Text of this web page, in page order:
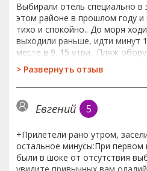
Выбирали отель специально в
этом районе в прошлом году
тихо и спокойно.. До моря
выходили раньше, идти минут
месте в 9. 15 утра.. Пляж
зонтиками (все б/у не первой
душ, можно попить воды - но
из большой емкости..Море
пологий..В основном
местная и на
небольшая территория. Не
особенно в столовой, очень
то можно подскользнуться, за
дней ни разу не видели,
очень много местных кошек,
> Развернуть отзыв
Евгений 5
+Прилетели рано утром,
остальное минусы:При
были в шоке от отсутствия